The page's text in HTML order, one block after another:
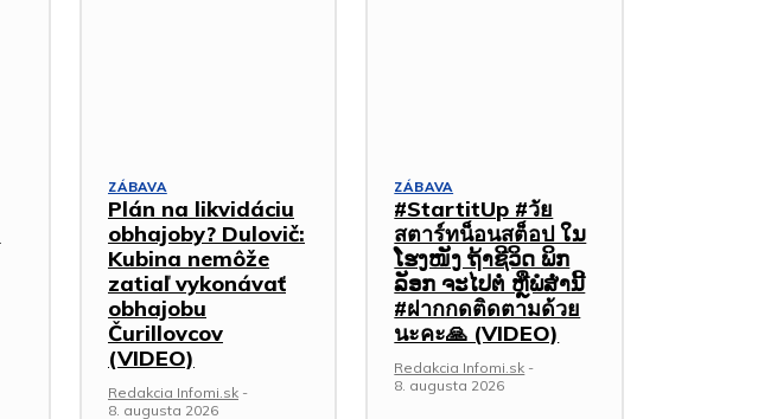
ZÁBAVA
Plán na likvidáciu
obhajoby? Dulovič:
Kubina nemôže
zatiaľ vykonávať
obhajobu
Čurillovcov
(VIDEO)
Redakcia Infomi.sk -
8. augusta 2026
ZÁBAVA
#StartitUp #วัย
สตาร์ทน็อนสต็อป ໃນ
ໂຮງໜັງ ຖ້າຊີວິດ ພິກ
ລັອກ ຈະໄປຕໍ່ ຫຼືພໍສໍ່ານີ້
#ฝากกดติดตามด้วย
นะคะ🙏 (VIDEO)
Redakcia Infomi.sk -
8. augusta 2026